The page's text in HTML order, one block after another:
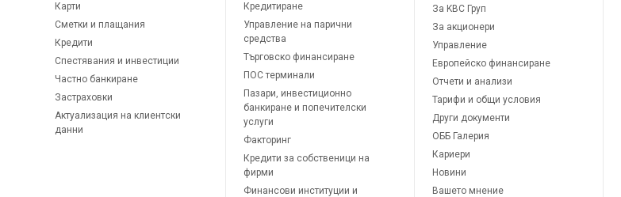
Карти
Сметки и плащания
Кредити
Спестявания и инвестиции
Частно банкиране
Застраховки
Актуализация на клиентски
данни
Кредитиране
Управление на парични
средства
Търговско финансиране
ПОС терминали
Пазари, инвестиционно
банкиране и попечителски
услуги
Факторинг
Кредити за собственици на
фирми
Финансови институции и
За KBC Груп
За акционери
Управление
Европейско финансиране
Отчети и анализи
Тарифи и общи условия
Други документи
ОББ Галерия
Кариери
Новини
Вашето мнение